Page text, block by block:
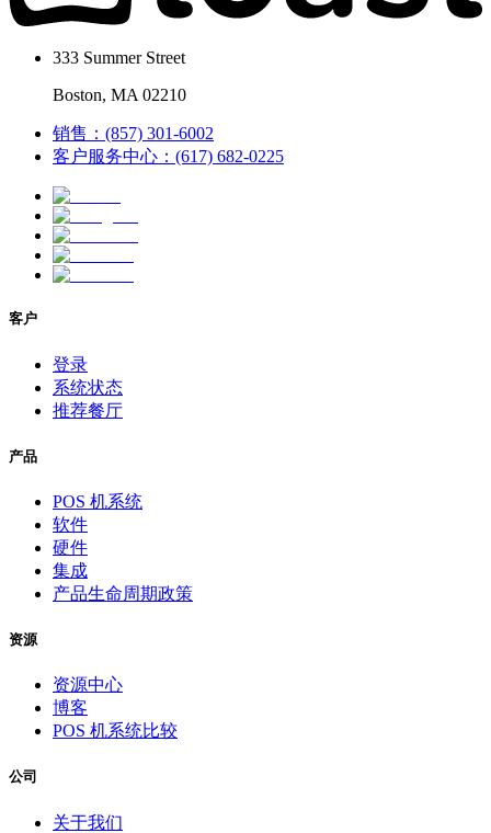
333 Summer Street
Boston, MA 02210
销售：(857) 301-6002
客户服务中心：(617) 682-0225
客户
登录
系统状态
推荐餐厅
产品
POS 机系统
软件
硬件
集成
产品生命周期政策
资源
资源中心
博客
POS 机系统比较
公司
关于我们